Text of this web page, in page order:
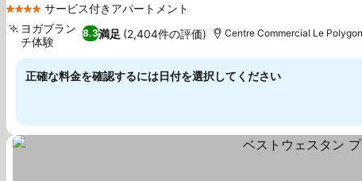
4 ホテルのランクサービス付きアパートメント
8.3満足 (2,404件の評価)
ヨガブラン
チ体験
Centre Commercial Le
正確な料金を確認するには日付を選択してください